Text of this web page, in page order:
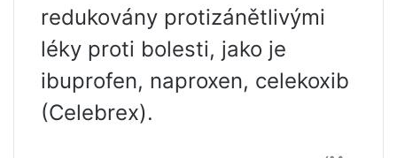
redukovány protizánětlivými
léky proti bolesti, jako je
ibuprofen, naproxen, celekoxib
(Celebrex).